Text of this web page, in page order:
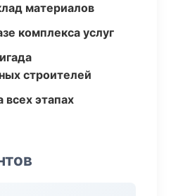
материалов
комплекса услуг
строителей
всех этапах